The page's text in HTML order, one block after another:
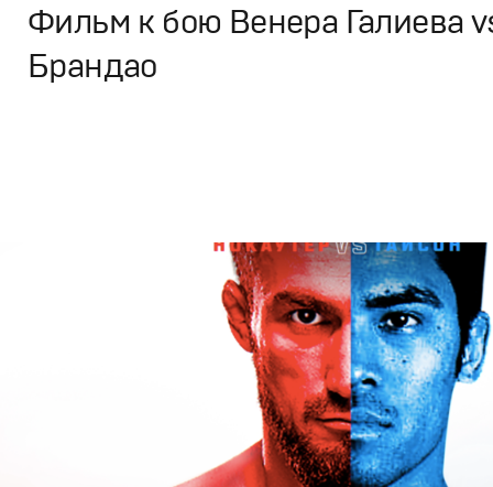
Фильм к бою Венера Галиева
Брандао
Кино
Промо,Cпортивное